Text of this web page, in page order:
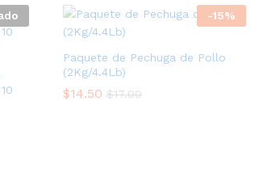
-15%
Paquete de Pechuga de Pollo
(2Kg/4.4Lb)
$14.50 $17.00